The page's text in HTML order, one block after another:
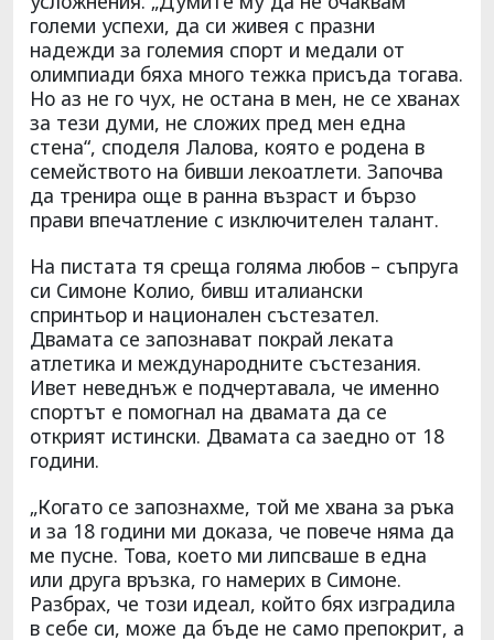
големи успехи, да си живея с празни
надежди за големия спорт и медали от
олимпиади бяха много тежка присъда тогава.
Но аз не го чух, не остана в мен, не се хванах
за тези думи, не сложих пред мен една
стена“, споделя Лалова, която е родена в
семейството на бивши лекоатлети. Започва
да тренира още в ранна възраст и бързо
прави впечатление с изключителен талант.
На пистата тя среща голяма любов – съпруга
си Симоне Колио, бивш италиански
спринтьор и национален състезател.
Двамата се запознават покрай леката
атлетика и международните състезания.
Ивет неведнъж е подчертавала, че именно
спортът е помогнал на двамата да се
открият истински. Двамата са заедно от 18
години.
„Когато се запознахме, той ме хвана за ръка
и за 18 години ми доказа, че повече няма да
ме пусне. Това, което ми липсваше в една
или друга връзка, го намерих в Симоне.
Разбрах, че този идеал, който бях изградила
в себе си, може да бъде не само препокрит, а